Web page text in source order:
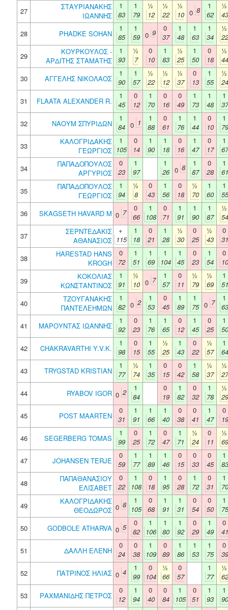
27
ΣΤΑΥΡΙΑΝΑΚΗΣ
ΙΩΑΝΝΗΣ
1
83
1
79
½
12
½
22
½
10 0 8
1
62
½
43
28
PHADKE SOHAN
1
85
1
59 0 9
0
37
1
48
1
63
1
34
½
22
29
ΚΟΥΡΚΟΥΛΟΣ -
ΑΡΔΙΤΗΣ ΣΤΑΜΑΤΗΣ
1
93
½
7
0
10
1
83
½
25
1
50
0
18
½
44
30
ΑΓΓΕΛΗΣ ΝΙΚΟΛΑΟΣ
1
90
1
57
½
22
½
12
½
37
0
13
1
55
½
24
31
FLAATA ALEXANDER R.
1
45
0
12
1
70
0
16
0
49
1
73
1
48
1
37
32
ΝΑΟΥΜ ΣΠΥΡΙΔΩΝ
1
84 0 1
1
88
0
61
1
76
1
44
0
10
1
79
33
ΚΑΛΟΓΡΙΔΑΚΗΣ
ΓΕΩΡΓΙΟΣ
1
105
0
14
1
90
1
18
0
16
1
47
0
17
1
67
34
ΠΑΠΑΔΟΠΟΥΛΟΣ
ΑΡΓΥΡΙΟΣ
0
23
1
97
1
26 0 8
1
87
0
28
1
61
35
ΠΑΠΑΔΟΠΟΥΛΟΣ
ΓΕΩΡΓΙΟΣ
1
94
½
8
0
43
1
56
0
18
½
70
1
60
1
55
36
SKAGSETH HAVARD M 0 7
0
66
1
108
0
71
1
91
1
90
1
87
½
54
37
ΣΕΡΝΤΕΔΑΚΙΣ
ΑΘΑΝΑΣΙΟΣ
+
115
1
18
0
21
1
28
½
30
0
25
½
43
0
31
38
HARESTAD HANS
KROGH
0
72
1
51
1
69
1
104
1
45
0
23
1
54
0
10
39
ΚΟΚΟΛΙΑΣ
ΚΩΝΣΤΑΝΤΙΝΟΣ
1
91
½
10 0 7
1
57
0
11
½
79
½
69
1
51
40
ΤΖΟΥΓΑΝΑΚΗΣ
ΠΑΝΤΕΛΕΗΜΩΝ
1
82 0 2
1
53
0
45
1
89
1
75 0 7
1
63
41
ΜΑΡΟΥΝΤΑΣ ΙΩΑΝΝΗΣ
1
92
0
23
1
76
1
65
0
12
1
45
0
25
1
50
42
CHAKRAVARTHI Y.V.K.
1
98
0
15
1
55
½
25
1
43
0
22
½
57
1
64
43
TRYGSTAD KRISTIAN
1
77
½
74
1
35
0
15
0
42
1
58
½
37
½
27
44
RYABOV IGOR 0 2
1
84
0
19
1
82
0
32
1
78
½
29
45
POST MAARTEN
0
31
1
91
1
66
1
40
0
38
0
41
1
47
0
19
46
SEGERBERG TOMAS
1
99
0
25
1
72
0
47
1
71
½
24
0
11
½
69
47
JOHANSEN TERJE
0
59
1
77
1
89
1
46
0
15
0
33
0
45
1
83
48
ΠΑΠΑΘΑΝΑΣΙΟΥ
ΕΛΙΣΑΒΕΤ
0
22
1
108
0
18
1
95
0
28
1
72
0
31
1
70
49
ΚΑΛΟΓΡΙΔΑΚΗΣ
ΘΕΟΔΩΡΟΣ 0 8
1
105
0
68
1
91
1
31
0
54
0
50
1
75
50
GODBOLE ATHARVA 0 5
0
82
1
106
1
80
1
92
0
29
1
49
0
41
51
ΔΑΛΛΗ ΕΛΕΝΗ
0
24
0
38
1
109
0
89
1
86
1
53
1
75
0
39
52
ΠΑΤΡΙΝΟΣ ΗΛΙΑΣ 0 4
1
99
0
104
½
66
0
57
1
77
½
62
53
ΡΑΧΜΑΝΙΔΗΣ ΠΕΤΡΟΣ
0
12
1
94
0
40
0
84
1
105
0
51
1
93
1
90